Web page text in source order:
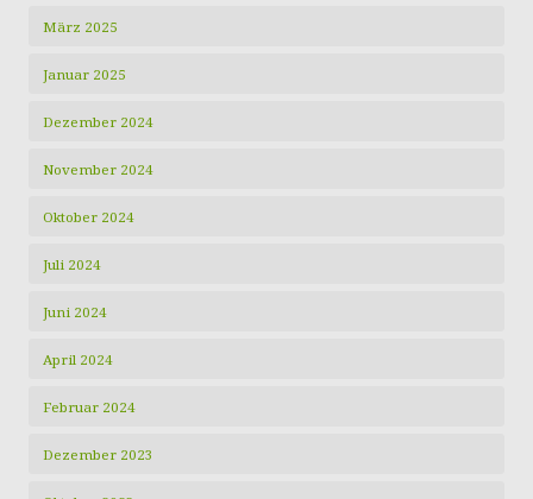
März 2025
Januar 2025
Dezember 2024
November 2024
Oktober 2024
Juli 2024
Juni 2024
April 2024
Februar 2024
Dezember 2023